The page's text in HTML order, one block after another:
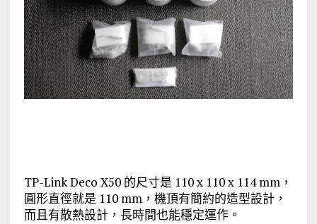
TP-Link Deco X50 的尺寸是 110 x 110 x 114 mm，
圓形直徑就是 110 mm，機頂有簡約的造型設計，
而且有散熱設計，長時間也能穩定運作。